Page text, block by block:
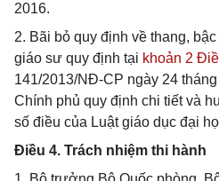
2016.
2. Bãi bỏ quy định về thang,
giáo sư quy định tại khoản 2
141/2013/NĐ-CP ngày 24
Chính phủ quy định chi tiết và
số điều của Luật giáo dục đại
Điều 4. Trách nhiệm thi hành